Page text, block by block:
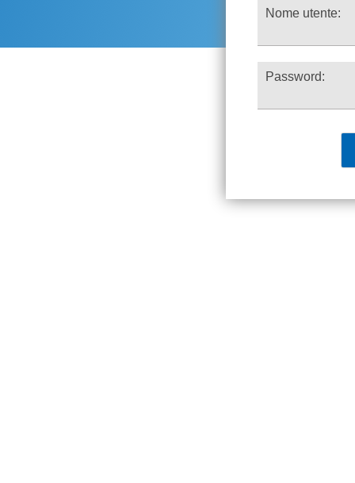
Nome utente:
Password: